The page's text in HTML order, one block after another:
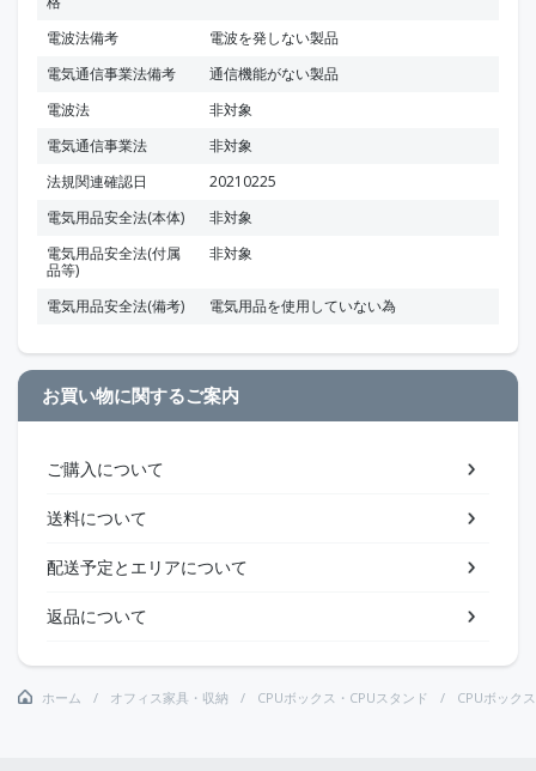
電波法備考
電波を発しない製品
電気通信事業法備考
通信機能がない製品
電波法
非対象
電気通信事業法
非対象
法規関連確認日
20210225
電気用品安全法(本体)
非対象
電気用品安全法(付属
品等)
非対象
電気用品安全法(備考) 電気用品を使用していない為
お買い物に関するご案内
ご購入について
送料について
配送予定とエリアについて
返品について
ホーム オフィス家具・収納 CPUボックス・CPUスタンド CPUボック